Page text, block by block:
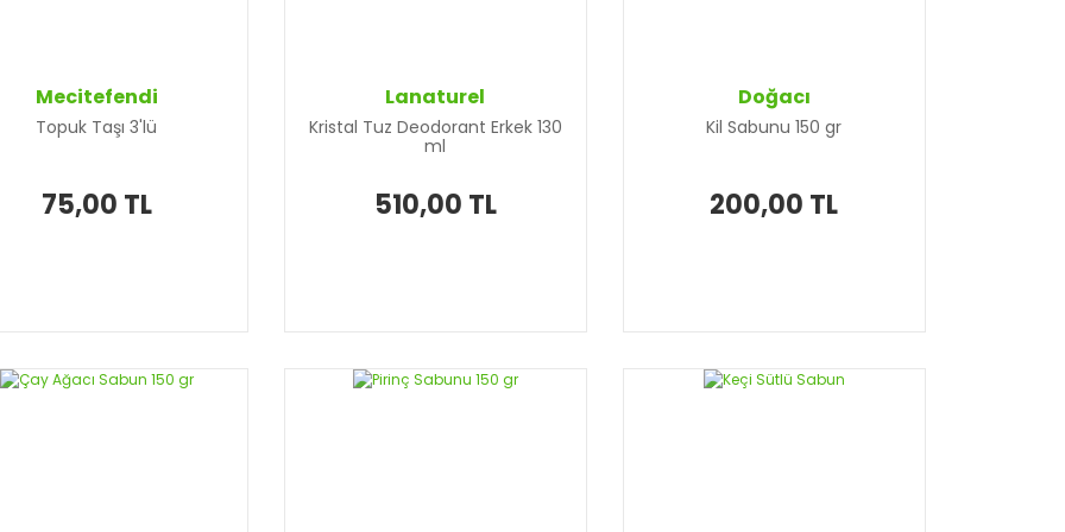
Mecitefendi
Topuk Taşı 3'lü
75,00 TL
Lanaturel
Kristal Tuz Deodorant Erkek 130
ml
510,00 TL
Doğacı
Kil Sabunu 150 gr
200,00 TL